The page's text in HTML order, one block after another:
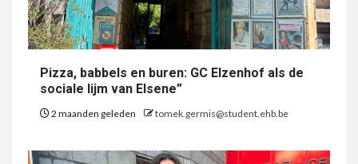
Pizza, babbels en buren: GC Elzenhof als de
sociale lijm van Elsene”
2 maanden geleden tomek.germis@student.ehb.be